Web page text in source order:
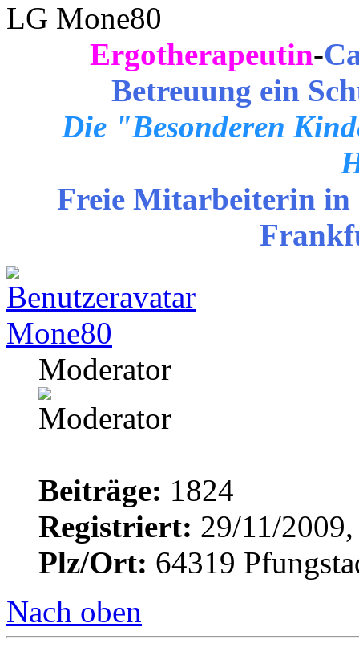
LG Mone80
Ergotherapeutin-
Betreuung ein
Die "Besonderen
Freie Mitarbeiterin in
Mone80
Moderator
Beiträge: 1824
Registriert: 29/11/
Plz/Ort: 64319
Nach oben